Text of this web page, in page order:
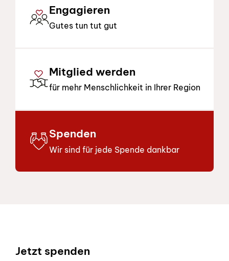
Engagieren
Gutes tun tut gut
Mitglied werden
für mehr Menschlichkeit in Ihrer Region
Spenden
Wir sind für jede Spende dankbar
Jetzt spenden